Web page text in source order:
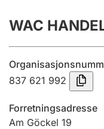
Årsregnskap
Innsending og
Tinglysing
WAC
837 621 992
Forretningsadresse
Am Göckel 19